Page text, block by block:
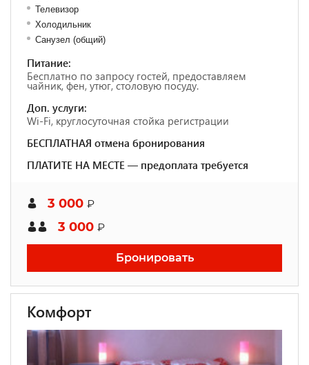
Телевизор
Холодильник
Санузел (общий)
Питание:
Бесплатно по запросу гостей, предоставляем
чайник, фен, утюг, столовую посуду.
Доп. услуги:
Wi-Fi, круглосуточная стойка регистрации
БЕСПЛАТНАЯ отмена бронирования
ПЛАТИТЕ НА МЕСТЕ — предоплата требуется
3 000 ₽
3 000 ₽
Бронировать
Комфорт